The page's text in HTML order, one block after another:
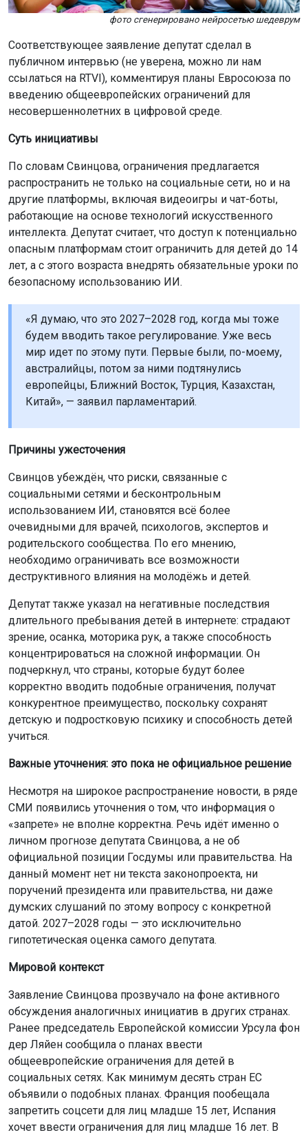
фото сгенерировано нейросетью шедеврум
Соответствующее заявление депутат сделал в
публичном интервью (не уверена, можно ли нам
ссылаться на RTVI), комментируя планы Евросоюза по
введению общеевропейских ограничений для
несовершеннолетних в цифровой среде.
Суть инициативы
По словам Свинцова, ограничения предлагается
распространить не только на социальные сети, но и на
другие платформы, включая видеоигры и чат-боты,
работающие на основе технологий искусственного
интеллекта. Депутат считает, что доступ к потенциально
опасным платформам стоит ограничить для детей до 14
лет, а с этого возраста внедрять обязательные уроки по
безопасному использованию ИИ.
«Я думаю, что это 2027–2028 год, когда мы тоже
будем вводить такое регулирование. Уже весь
мир идет по этому пути. Первые были, по-моему,
австралийцы, потом за ними подтянулись
европейцы, Ближний Восток, Турция, Казахстан,
Китай», — заявил парламентарий.
Причины ужесточения
Свинцов убеждён, что риски, связанные с
социальными сетями и бесконтрольным
использованием ИИ, становятся всё более
очевидными для врачей, психологов, экспертов и
родительского сообщества. По его мнению,
необходимо ограничивать все возможности
деструктивного влияния на молодёжь и детей.
Депутат также указал на негативные последствия
длительного пребывания детей в интернете: страдают
зрение, осанка, моторика рук, а также способность
концентрироваться на сложной информации. Он
подчеркнул, что страны, которые будут более
корректно вводить подобные ограничения, получат
конкурентное преимущество, поскольку сохранят
детскую и подростковую психику и способность детей
учиться.
Важные уточнения: это пока не официальное решение
Несмотря на широкое распространение новости, в ряде
СМИ появились уточнения о том, что информация о
«запрете» не вполне корректна. Речь идёт именно о
личном прогнозе депутата Свинцова, а не об
официальной позиции Госдумы или правительства. На
данный момент нет ни текста законопроекта, ни
поручений президента или правительства, ни даже
думских слушаний по этому вопросу с конкретной
датой. 2027–2028 годы — это исключительно
гипотетическая оценка самого депутата.
Мировой контекст
Заявление Свинцова прозвучало на фоне активного
обсуждения аналогичных инициатив в других странах.
Ранее председатель Европейской комиссии Урсула фон
дер Ляйен сообщила о планах ввести
общеевропейские ограничения для детей в
социальных сетях. Как минимум десять стран ЕС
объявили о подобных планах. Франция пообещала
запретить соцсети для лиц младше 15 лет, Испания
хочет ввести ограничения для лиц младше 16 лет. В